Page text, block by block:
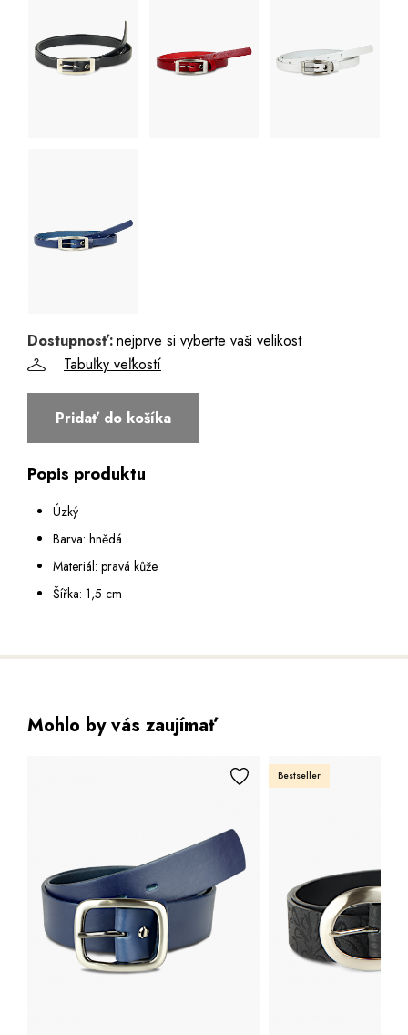
Dostupnosť:nejprve si vyberte vaši velikost
Tabuľky veľkostí
Pridať do košíka
Popis produktu
Úzký
Barva: hnědá
Materiál: pravá kůže
Šířka: 1,5 cm
Mohlo by vás zaujímať